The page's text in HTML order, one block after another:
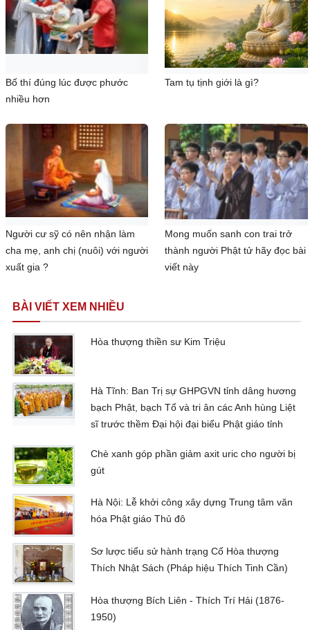
Bố thí đúng lúc được phước
nhiều hơn
Tam tụ tịnh giới là gì?
Người cư sỹ có nên nhận làm
cha mẹ, anh chị (nuôi) với người
xuất gia ?
Mong muốn sanh con trai trở
thành người Phật tử hãy đọc bài
viết này
BÀI VIẾT XEM NHIỀU
Hòa thượng thiền sư Kim Triệu
Hà Tĩnh: Ban Trị sự GHPGVN tỉnh dâng hương
bạch Phật, bạch Tổ và tri ân các Anh hùng Liệt
sĩ trước thềm Đại hội đại biểu Phật giáo tỉnh
Chè xanh góp phần giảm axit uric cho người bị
gút
Hà Nội: Lễ khởi công xây dựng Trung tâm văn
hóa Phật giáo Thủ đô
Sơ lược tiểu sử hành trạng Cố Hòa thượng
Thích Nhật Sách (Pháp hiệu Thích Tinh Cần)
Hòa thượng Bích Liên - Thích Trí Hải (1876-
1950)